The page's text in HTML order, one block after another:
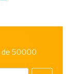
de 50000